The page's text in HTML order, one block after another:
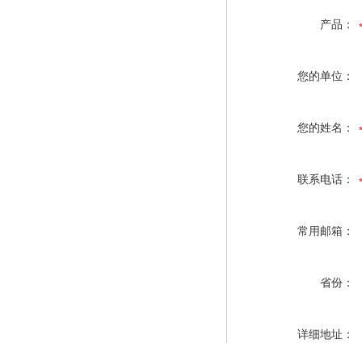
产品：
您的单位：
您的姓名：
联系电话：
常用邮箱：
省份：
详细地址：